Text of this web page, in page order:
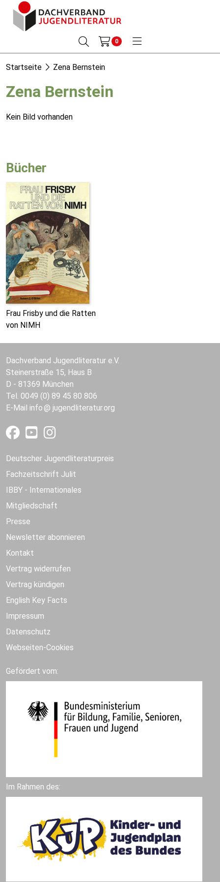
0
Startseite Zena Bernstein
Zena Bernstein
Kein Bild vorhanden
Bücher
Frau Frisby und die Ratten
von NIMH
Dachverband Jugendliteratur e.V.
Steinerstraße 15, Haus B
D - 81369 München
Tel. 0049 (0) 89 45 80 806
E-Mail info jugendliteratur.org
Deutscher Jugendliteraturpreis
Fachzeitschrift Julit
IBBY - Internationales
Mitgliedschaft
Presse
Newsletter abonnieren
Kontakt
Vertrag widerrufen
Vertrag kündigen
English Key Facts
Impressum
Datenschutz
Webseiten-Cookies
Gefördert vom:
Im Rahmen des: